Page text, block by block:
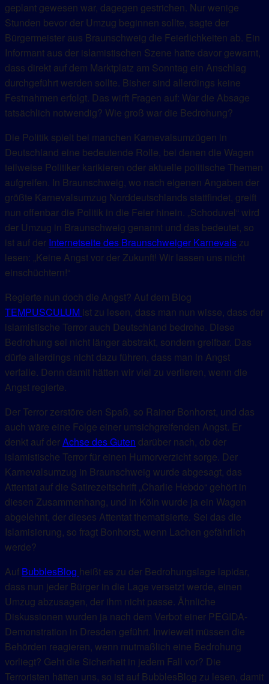
geplant gewesen war, dagegen gestrichen. Nur wenige
Stunden bevor der Umzug beginnen sollte, sagte der
Bürgermeister aus Braunschweig die Feierlichkeiten ab. Ein
Informant aus der islamistischen Szene hatte davor gewarnt,
dass direkt auf dem Marktplatz am Sonntag ein Anschlag
durchgeführt werden sollte. Bisher sind allerdings keine
Festnahmen erfolgt. Das wirft Fragen auf: War die Absage
tatsächlich notwendig? Wie groß war die Bedrohung?
Die Politik spielt bei manchen Karnevalsumzügen in
Deutschland eine bedeutende Rolle, bei denen die Wagen
teilweise Politiker karikieren oder aktuelle politische Themen
aufgreifen. In Braunschweig, wo nach eigenen Angaben der
größte Karnevalsumzug Norddeutschlands stattfindet, greift
nun offenbar die Politik in die Feier hinein. „Schoduvel“ wird
der Umzug in Braunschweig genannt und das bedeutet, so
ist auf der Internetseite des Braunschweiger Karnevals zu
lesen: „Keine Angst vor der Zukunft! Wir lassen uns nicht
einschüchtern!“
Regierte nun doch die Angst? Auf dem Blog
TEMPUSCULUM ist zu lesen, dass man nun wisse, dass der
islamistische Terror auch Deutschland bedrohe. Diese
Bedrohung sei nicht länger abstrakt, sondern greifbar. Das
dürfe allerdings nicht dazu führen, dass man in Angst
verfalle. Denn damit hätten wir viel zu verlieren, wenn die
Angst regierte.
Der Terror zerstöre den Spaß, so Rainer Bonhorst, und das
auch wäre eine Folge einer umsichgreifenden Angst. Er
denkt auf derAchse des Guten darüber nach, ob der
islamistische Terror für einen Humorverzicht sorge. Der
Karnevalsumzug in Braunschweig wurde abgesagt, das
Attentat auf die Satirezeitschrift „Charlie Hebdo“ gehört in
diesen Zusammenhang, und in Köln wurde ja ein Wagen
abgelehnt, der dieses Attentat thematisierte. Sei das die
Islamisierung, so fragt Bonhorst, wenn Lachen gefährlich
werde?
Auf BubblesBlog heißt es zu der Bedrohungslage lapidar,
dass nun jeder Bürger in die Lage versetzt werde, einen
Umzug abzusagen, der ihm nicht passe. Ähnliche
Diskussionen wurden ja nach dem Verbot einer PEGIDA-
Demonstration in Dresden geführt. Inwieweit müssen die
Behörden reagieren, wenn mutmaßlich eine Bedrohung
vorliegt? Geht die Sicherheit in jedem Fall vor? Die
Terroristen hätten uns, so ist auf BubblesBlog zu lesen, damit